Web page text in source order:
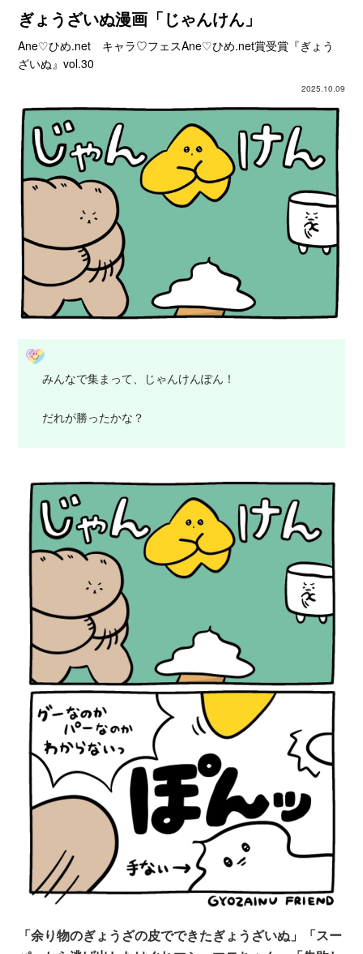
ぎょうざいぬ漫画「じゃんけん」
Ane♡ひめ.net キャラ♡フェスAne♡ひめ.net賞受賞『ぎょう
ざいぬ』vol.30
2025.10.09
みんなで集まって、じゃんけんぽん！
だれが勝ったかな？
「余り物のぎょうざの皮でできたぎょうざいぬ」「スー